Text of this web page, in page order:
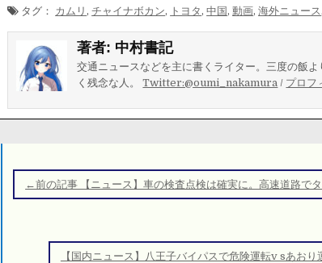
タグ： カムリ ,チャイナボカン, トヨタ ,中国,動画,海外ニュース
著者: 中村書記
交通ニュースなどを主に書くライター。三度の飯
く残念な人。Twitter:@oumi_nakamura / プロフ
稿
ナ
←前の記事 【ニュース】車の検査点検は確実に。高速道路で
【国内ニュース】八王子バイパスで危険運転v sあお